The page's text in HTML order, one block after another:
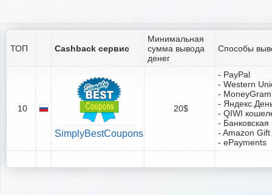
ТОП Cashback сервис
Минимальная
сумма вывода
денег
Способы
10
SimplyBestCoupons
20$
- PayPal
- Western
- MoneyGram
-
- QIWI
-
- Amazon
- ePayments